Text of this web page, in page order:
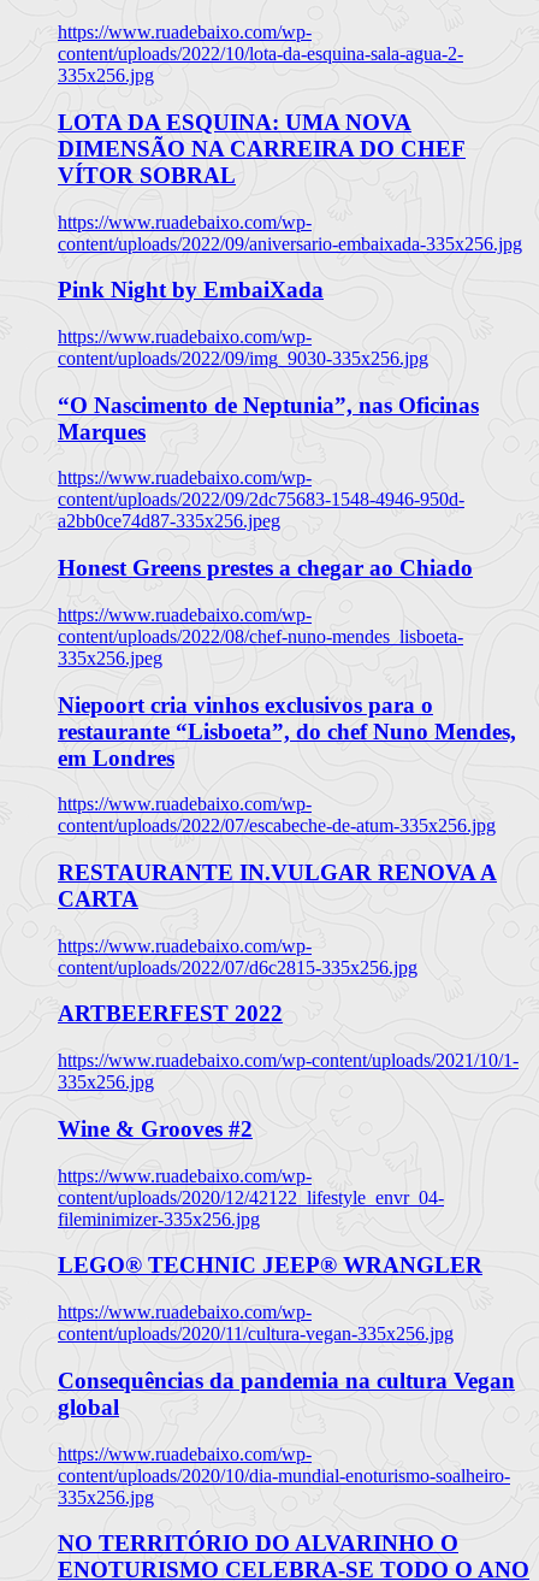
https://www.ruadebaixo.com/wp-
content/uploads/2022/10/lota-da-esquina-sala-agua-2-
335x256.jpg
LOTA DA ESQUINA: UMA NOVA
DIMENSÃO NA CARREIRA DO CHEF
VÍTOR SOBRAL
https://www.ruadebaixo.com/wp-
content/uploads/2022/09/aniversario-embaixada-335x256.jpg
Pink Night by EmbaiXada
https://www.ruadebaixo.com/wp-
content/uploads/2022/09/img_9030-335x256.jpg
“O Nascimento de Neptunia”, nas Oficinas
Marques
https://www.ruadebaixo.com/wp-
content/uploads/2022/09/2dc75683-1548-4946-950d-
a2bb0ce74d87-335x256.jpeg
Honest Greens prestes a chegar ao Chiado
https://www.ruadebaixo.com/wp-
content/uploads/2022/08/chef-nuno-mendes_lisboeta-
335x256.jpeg
Niepoort cria vinhos exclusivos para o
restaurante “Lisboeta”, do chef Nuno Mendes,
em Londres
https://www.ruadebaixo.com/wp-
content/uploads/2022/07/escabeche-de-atum-335x256.jpg
RESTAURANTE IN.VULGAR RENOVA A
CARTA
https://www.ruadebaixo.com/wp-
content/uploads/2022/07/d6c2815-335x256.jpg
ARTBEERFEST 2022
https://www.ruadebaixo.com/wp-content/uploads/2021/10/1-
335x256.jpg
Wine & Grooves #2
https://www.ruadebaixo.com/wp-
content/uploads/2020/12/42122_lifestyle_envr_04-
fileminimizer-335x256.jpg
LEGO® TECHNIC JEEP® WRANGLER
https://www.ruadebaixo.com/wp-
content/uploads/2020/11/cultura-vegan-335x256.jpg
Consequências da pandemia na cultura Vegan
global
https://www.ruadebaixo.com/wp-
content/uploads/2020/10/dia-mundial-enoturismo-soalheiro-
335x256.jpg
NO TERRITÓRIO DO ALVARINHO O
ENOTURISMO CELEBRA-SE TODO O ANO